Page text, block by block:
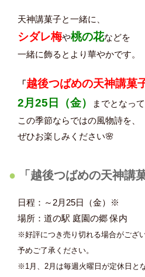
天神講菓子と一緒に、
シダレ梅や桃の花などを
一緒に飾るとより華やかです。
「越後つばめの天神講菓
2月25日（金）
までとなっ
この季節ならではの風物詩を、
ぜひお楽しみください🌸
「越後つばめの天神講
日程：～2月25日（金）※
場所：道の駅 庭園の郷 保内
※好評につき売り切れる場合がござい
予めご了承ください。
※ 1月、 2月は毎週火曜日が定休日と